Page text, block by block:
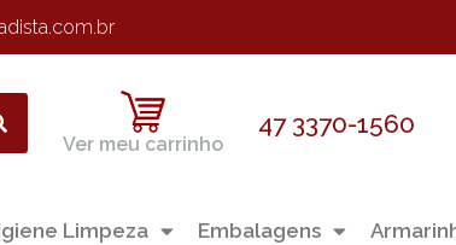
Ver meu carrinho
47 3370-1560
Limpeza Embalagens